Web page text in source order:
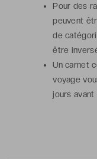
Pour des
peuvent
de
être
Un carnet
voyage
jours